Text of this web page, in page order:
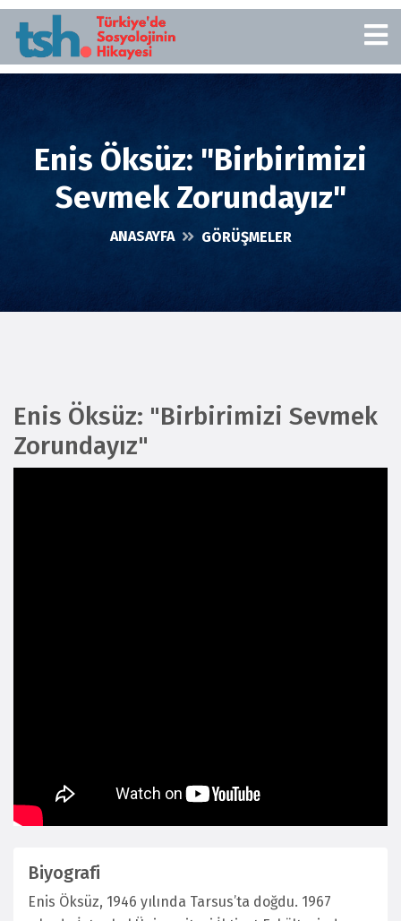
Enis Öksüz: "Birbirimizi
Sevmek Zorundayız"
ANASAYFA GÖRÜŞMELER
Enis Öksüz: "Birbirimizi Sevmek
Zorundayız"
Biyografi
Enis Öksüz, 1946 yılında Tarsus’ta doğdu. 1967